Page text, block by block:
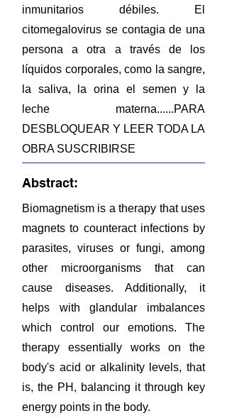
inmunitarios débiles. El
citomegalovirus se contagia de una
persona a otra a través de los
líquidos corporales, como la sangre,
la saliva, la orina el semen y la
leche materna......PARA
DESBLOQUEAR Y LEER TODA LA
OBRA SUSCRIBIRSE
Abstract:
Biomagnetism is a therapy that uses
magnets to counteract infections by
parasites, viruses or fungi, among
other microorganisms that can
cause diseases. Additionally, it
helps with glandular imbalances
which control our emotions. The
therapy essentially works on the
body's acid or alkalinity levels, that
is, the PH, balancing it through key
energy points in the body.